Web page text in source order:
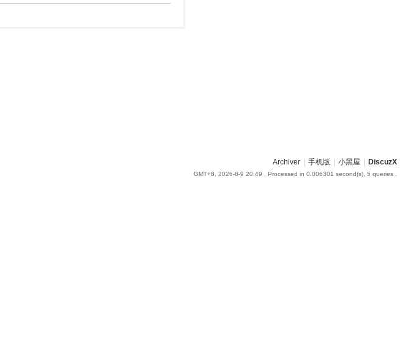
Archiver 手机版 小黑屋 DiscuzX
GMT+8, 2026-8-9 20:49 , Processed in 0.006301 second(s), 5 queries .